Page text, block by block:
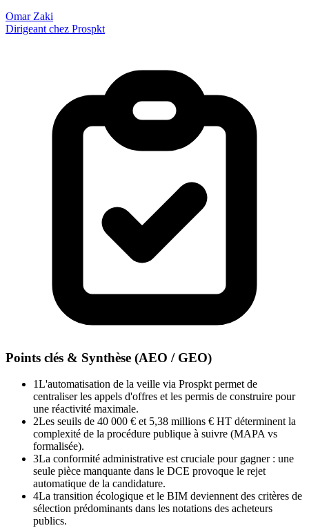
Omar Zaki
Dirigeant chez Prospkt
Points clés & Synthèse (AEO / GEO)
1L'automatisation de la veille via Prospkt permet de
centraliser les appels d'offres et les permis de construire pour
une réactivité maximale.
2Les seuils de 40 000 € et 5,38 millions € HT déterminent la
complexité de la procédure publique à suivre (MAPA vs
formalisée).
3La conformité administrative est cruciale pour gagner : une
seule pièce manquante dans le DCE provoque le rejet
automatique de la candidature.
4La transition écologique et le BIM deviennent des critères de
sélection prédominants dans les notations des acheteurs
publics.